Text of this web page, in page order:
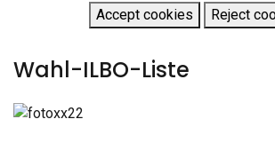
Accept cookies
Reject
Wahl-ILBO-Liste